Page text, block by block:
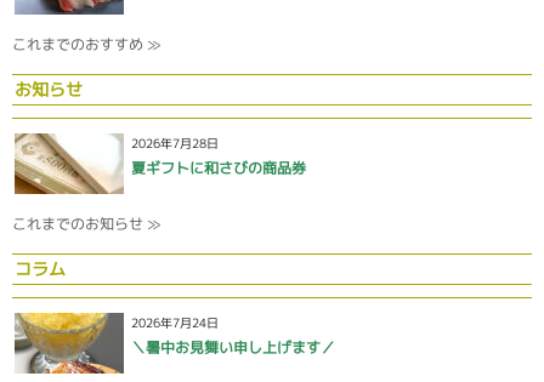
これまでのおすすめ ≫
お知らせ
2026年7月28日
夏ギフトに和さびの商品券
これまでのお知らせ ≫
コラム
2026年7月24日
＼暑中お見舞い申し上げます／